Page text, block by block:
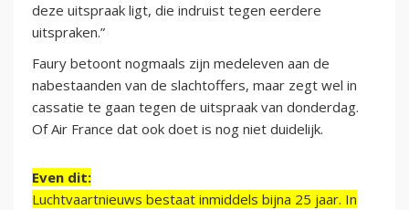
deze uitspraak ligt, die indruist tegen eerdere
uitspraken.”
Faury betoont nogmaals zijn medeleven aan de
nabestaanden van de slachtoffers, maar zegt wel in
cassatie te gaan tegen de uitspraak van donderdag.
Of Air France dat ook doet is nog niet duidelijk.
Even dit:
Luchtvaartnieuws bestaat inmiddels bijna 25 jaar. In